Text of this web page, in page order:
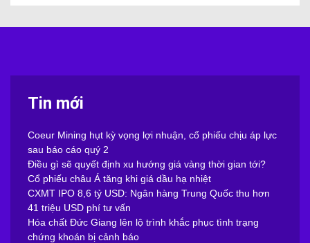
Tin mới
Coeur Mining hụt kỳ vọng lợi nhuận, cổ phiếu chịu áp lực
sau báo cáo quý 2
Điều gì sẽ quyết định xu hướng giá vàng thời gian tới?
Cổ phiếu châu Á tăng khi giá dầu hạ nhiệt
CXMT IPO 8,6 tỷ USD: Ngân hàng Trung Quốc thu hơn
41 triệu USD phí tư vấn
Hóa chất Đức Giang lên lộ trình khắc phục tình trạng
chứng khoán bị cảnh báo